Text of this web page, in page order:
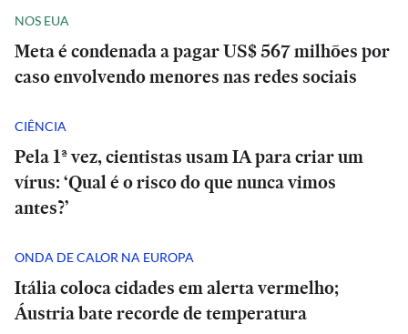
NOS EUA
Meta é condenada a pagar US$ 567 milhões por
caso envolvendo menores nas redes sociais
CIÊNCIA
Pela 1ª vez, cientistas usam IA para criar um
vírus: ‘Qual é o risco do que nunca vimos
antes?’
ONDA DE CALOR NA EUROPA
Itália coloca cidades em alerta vermelho;
Áustria bate recorde de temperatura